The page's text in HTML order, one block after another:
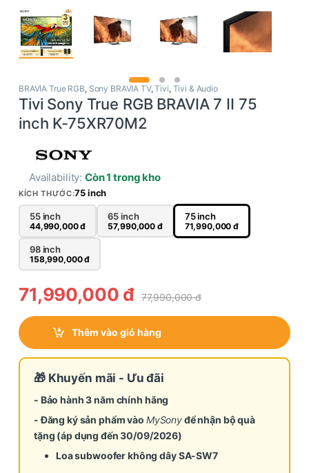
BRAVIA True RGB, Sony BRAVIA TV,Tivi, Tivi & Audio
Tivi Sony True RGB BRAVIA 7 II 75
inch K-75XR70M2
Availability:Còn 1 trong kho
KÍCH THƯỚC:75 inch
55 inch
44,990,000đ
65 inch
57,990,000 đ
75 inch
71,990,000đ
98 inch
158,990,000đ
71,990,000 đ 77,990,000đ
Thêm vào giỏ hàng
🎁 Khuyến mãi - Ưu đãi
- Bảo hành 3 năm chính hãng
- Đăng ký sản phẩm vào MySonyđể nhận bộ quà
tặng (áp dụng đến 30/09/2026)
Loa subwoofer không dây SA-SW7